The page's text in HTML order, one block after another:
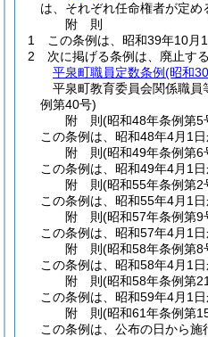
は、それぞれ任命権者が定め
附 則
1
この条例は、昭和39年10月
2
次に掲げる条例は、廃止する
平泉町職員定数条例(昭和
平泉町教育委員会関係職員
例第40号)
附 則(昭和48年条例第5
この条例は、昭和48年4月1日
附 則(昭和49年条例第6
この条例は、昭和49年4月1日
附 則(昭和55年条例第2
この条例は、昭和55年4月1日
附 則(昭和57年条例第9
この条例は、昭和57年4月1日
附 則(昭和58年条例第8
この条例は、昭和58年4月1日
附 則(昭和58年条例第
この条例は、昭和59年4月1日
附 則(昭和61年条例第
この条例は、公布の日から施